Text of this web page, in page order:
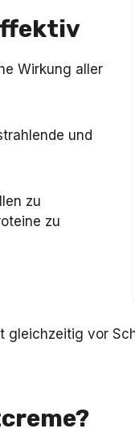
Wirkung aller
und
zu
zu
vor